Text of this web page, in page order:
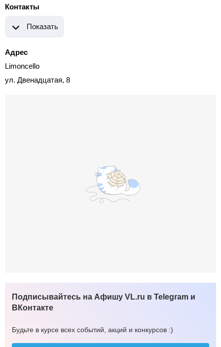
Контакты
Показать
Адрес
Limoncello
ул. Двенадцатая, 8
Подписывайтесь на Афишу VL.ru в Telegram и
ВКонтакте
Будьте в курсе всех событий, акций и конкурсов :)